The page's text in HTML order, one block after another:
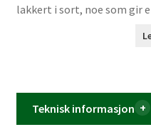
lakkert i sort, noe som gir
holdbar, noe som gjør
prosjekt.
Teknisk informasjon